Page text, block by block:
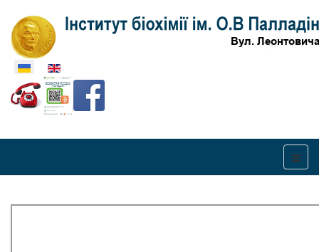
Оберіть свою мову